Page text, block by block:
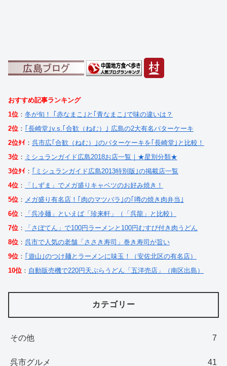
おすすめ記事ランキング
1位 ： 冬が旬！ ｢赤なまこ｣と｢青なまこ｣で味の違いは？
2位 ： ｢長崎堂｣v.s.｢合歓（ねむ）｣ 広島の2大有名バターケーキ
2位ﾀｲ ： 呉市広｢合歓（ねむ）｣のバターケーキを｢長崎堂｣と比較！
3位 ： ミシュランガイド広島2018お店一覧｜★星別分類★
3位ﾀｲ ： ｢ミシュランガイド広島2013特別版｣の掲載店一覧
4位 ：
「しずま」でメガ盛りキャベツのお好み焼き！
5位 ： メガ盛り有名店！｢肉のマツバラ｣の｢噂の焼き肉弁当｣
6位 ：
「呉冷麺」といえば「珍来軒」（「呉龍」と比較）
7位 ：
「さぼてん」で100円ラーメンと100円むすび付き肉うどん
8位 ： 呉市で人気の老舗「ささき寿司」巻き寿司が旨い
9位 ： ｢遊山｣のつけ麺とラーメンに味玉！（安佐北区の有名店）
10位 ： 自動販売機で220円天ぷらうどん「五洋売店」（南区出島）
カテゴリー
その他 7
呉市グルメ 41